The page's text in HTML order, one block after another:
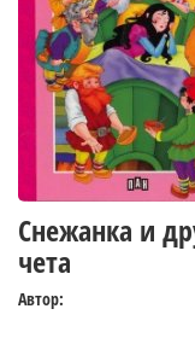
Снежанка и
чета
Автор: